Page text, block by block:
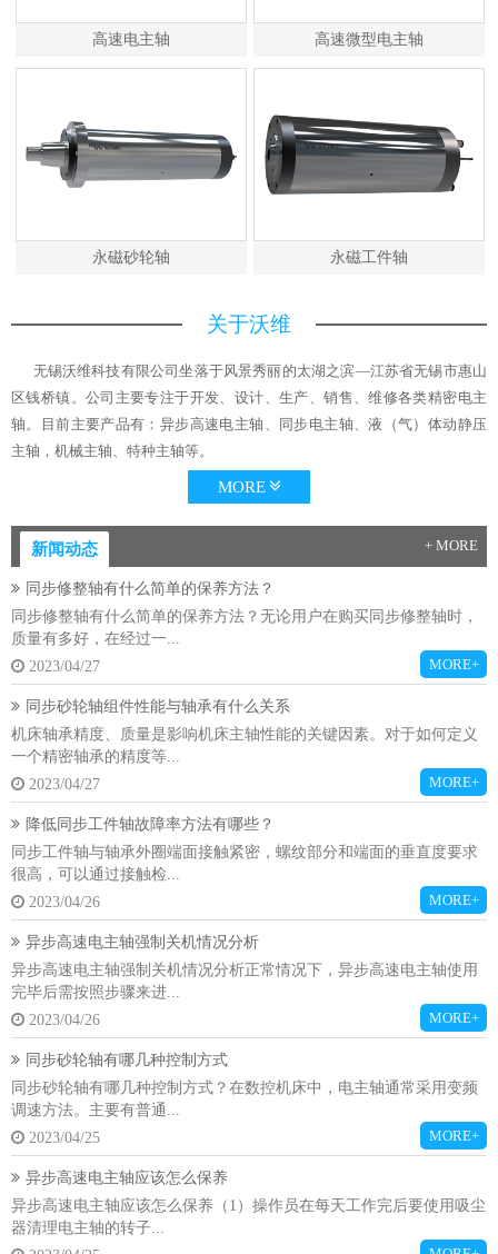
高速电主轴 高速微型电主轴
永磁砂轮轴 永磁工件轴
关于沃维
无锡沃维科技有限公司坐落于风景秀丽的太湖之滨—江苏省无锡市惠山
区钱桥镇。公司主要专注于开发、设计、生产、销售、维修各类精密电主
轴。目前主要产品有：异步高速电主轴、同步电主轴、液（气）体动静压
主轴，机械主轴、特种主轴等。
MORE
新闻动态 + MORE
同步修整轴有什么简单的保养方法？
同步修整轴有什么简单的保养方法？无论用户在购买同步修整轴时，
质量有多好，在经过一...
2023/04/27
MORE+
同步砂轮轴组件性能与轴承有什么关系
机床轴承精度、质量是影响机床主轴性能的关键因素。对于如何定义
一个精密轴承的精度等...
2023/04/27
MORE+
降低同步工件轴故障率方法有哪些？
同步工件轴与轴承外圈端面接触紧密，螺纹部分和端面的垂直度要求
很高，可以通过接触检...
2023/04/26
MORE+
异步高速电主轴强制关机情况分析
异步高速电主轴强制关机情况分析正常情况下，异步高速电主轴使用
完毕后需按照步骤来进...
2023/04/26
MORE+
同步砂轮轴有哪几种控制方式
同步砂轮轴有哪几种控制方式？在数控机床中，电主轴通常采用变频
调速方法。主要有普通...
2023/04/25
MORE+
异步高速电主轴应该怎么保养
异步高速电主轴应该怎么保养（1）操作员在每天工作完后要使用吸尘
器清理电主轴的转子...